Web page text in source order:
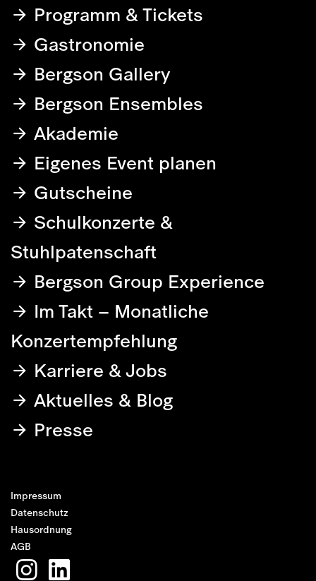
Programm & Tickets
Gastronomie
Bergson Gallery
Bergson Ensembles
Akademie
Eigenes Event planen
Gutscheine
Schulkonzerte &
Stuhlpatenschaft
Bergson Group Experience
Im Takt – Monatliche
Konzertempfehlung
Karriere & Jobs
Aktuelles & Blog
Presse
Impressum
Datenschutz
Hausordnung
AGB